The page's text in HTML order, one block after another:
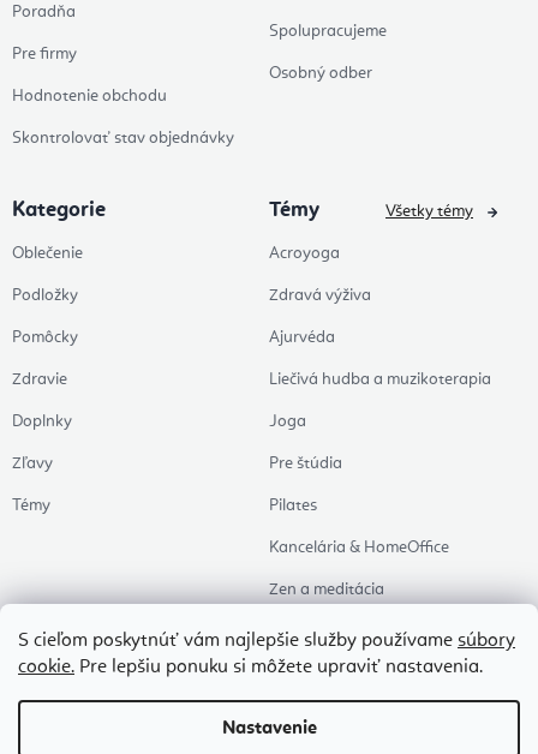
S cieľom poskytnúť vám najlepšie služby používame súbory
cookie. Pre lepšiu ponuku si môžete upraviť nastavenia.
Nastavenie
Poradňa
Pre firmy
Hodnotenie obchodu
Skontrolovať stav objednávky
Spolupracujeme
Osobný odber
Kategorie
Oblečenie
Podložky
Pomôcky
Zdravie
Doplnky
Zľavy
Témy
Témy
Acroyoga
Zdravá výživa
Ajurvéda
Liečivá hudba a muzikoterapia
Joga
Pre štúdia
Pilates
Kancelária & HomeOffice
Zen a meditácia
Aromaterapia
Zdravý spánok
Naše obľúbené
Všetky témy